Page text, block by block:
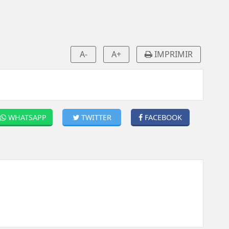
A- A+ IMPRIMIR
FACEBOOK
TWITTER
WHATSAPP